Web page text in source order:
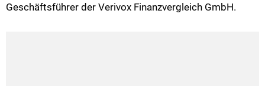
Geschäftsführer der Verivox Finanzvergleich GmbH.